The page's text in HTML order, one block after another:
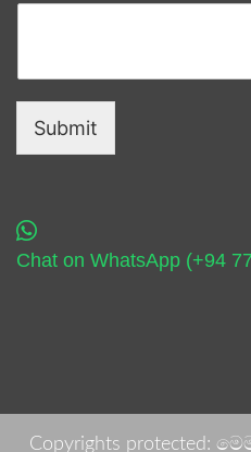
Submit
Chat on WhatsApp (+94
Copyrights protected: